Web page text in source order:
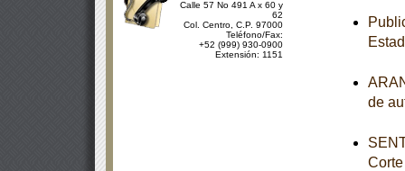
Calle 57 No 491 A x 60 y
62
Col. Centro, C.P. 97000
Teléfono/Fax:
+52 (999) 930-0900
Extensión: 1151
de